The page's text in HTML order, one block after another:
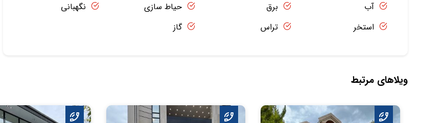
آب
استخر
برق
تراس
حیاط سازی
گاز
نگهبانی
ویلاهای مرتبط